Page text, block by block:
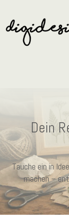
Dein
Tauche ein in
machen –